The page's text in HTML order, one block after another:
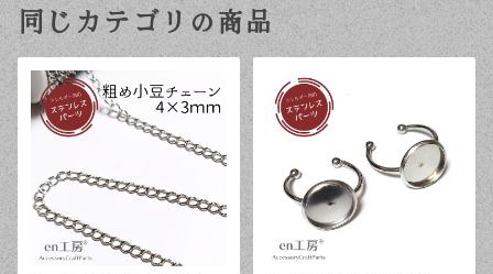
同じカテゴリの商品